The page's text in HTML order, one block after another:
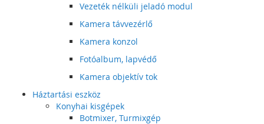
Vezeték nélküli jeladó modul
Kamera távvezérlő
Kamera konzol
Fotóalbum, lapvédő
Kamera objektív tok
Háztartási eszköz
Konyhai kisgépek
Botmixer, Turmixgép